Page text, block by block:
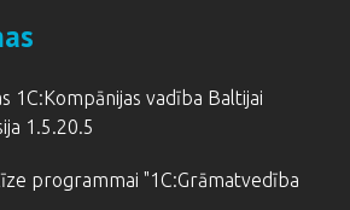
1C:Kompānijas vadība Baltijai
1.5.20.5
programmai "1C:Grāmatvedība